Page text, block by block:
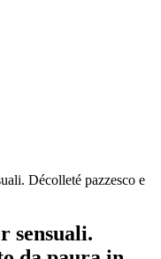
Décolleté pazzesco e
sensuali.